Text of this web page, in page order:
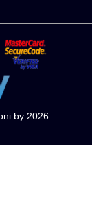
2026